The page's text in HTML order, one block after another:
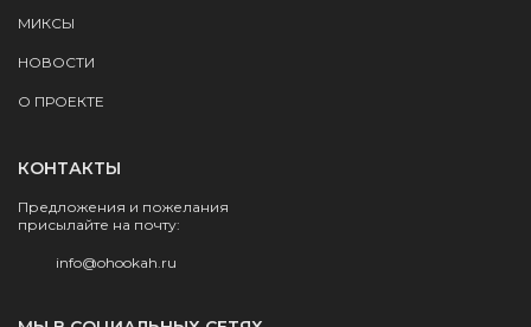
МИКСЫ
НОВОСТИ
О ПРОЕКТЕ
КОНТАКТЫ
Предложения и пожелания
присылайте на почту:
info@ohookah.ru